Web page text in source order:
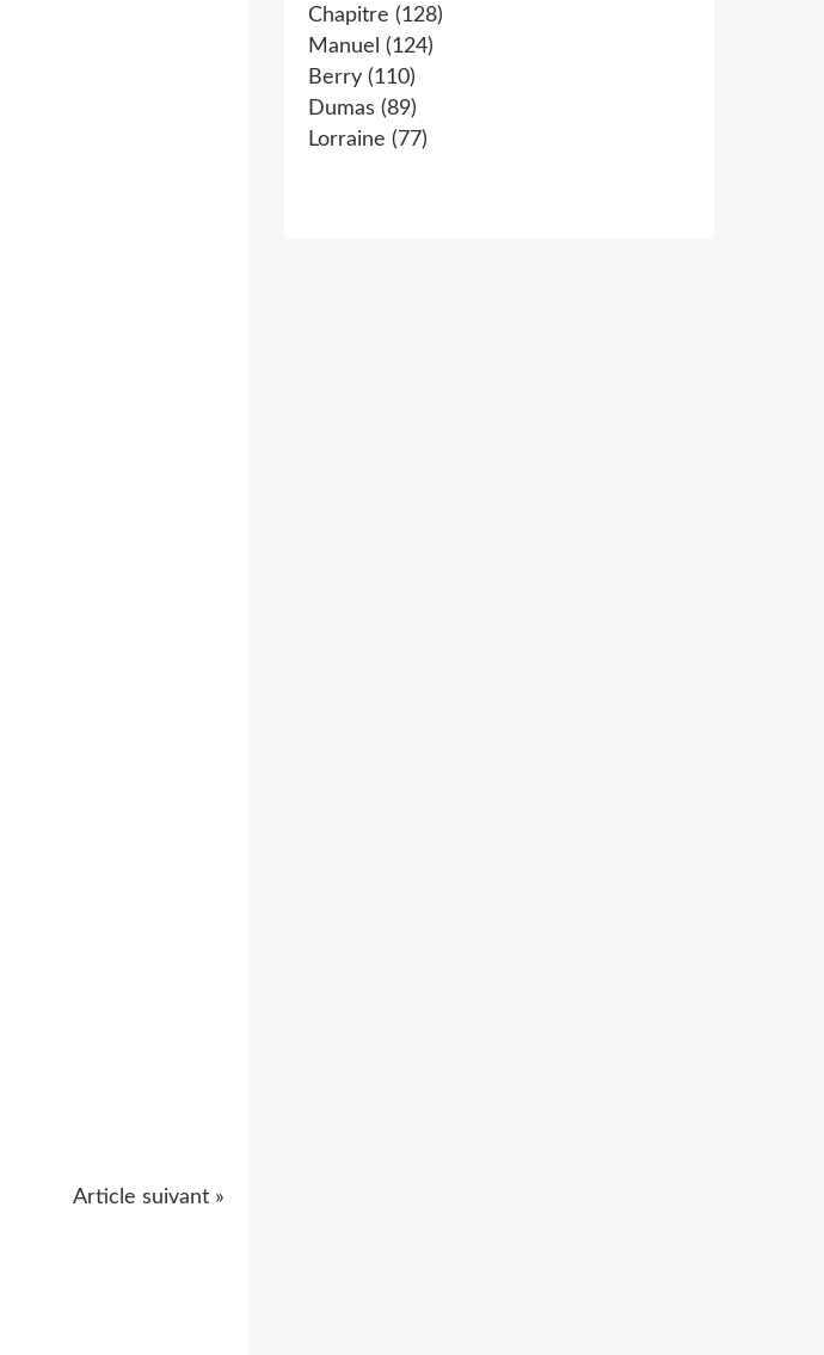
Article suivant »
Chapitre (128)
Manuel (124)
Berry (110)
Dumas (89)
Lorraine (77)